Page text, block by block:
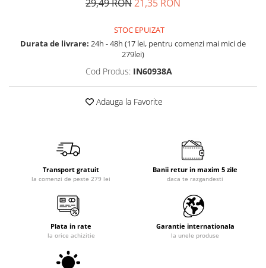
29,49 RON21,35 RON
STOC EPUIZAT
Durata de livrare: 24h - 48h (17 lei, pentru comenzi mai mici de
279lei)
Cod Produs: IN60938A
Adauga la Favorite
Transport gratuit
la comenzi de peste 279 lei
Banii retur in maxim 5 zile
daca te razgandesti
Plata in rate
la orice achizitie
Garantie internationala
la unele produse